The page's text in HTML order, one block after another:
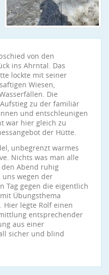
von den
ins Ahrntal. Das
lockte mit seiner
Wiesen,
Die
zu der familiär
und entschleunigen
war hier gleich zu
der Hütte.
unbegrenzt warmes
Nichts was man alle
den Abend ruhig
wegen der
Tag gegen die eigentlich
Übungsthema
Hier legte Rolf einen
entsprechender
aus einer
sicher und blind